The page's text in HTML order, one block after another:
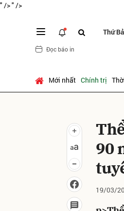
" />" />
Thứ
Đọc báo in
Mới nhất Chính trị
90
19/03/